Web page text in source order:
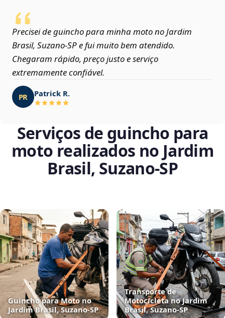
Precisei de guincho para minha moto no Jardim
Brasil, Suzano‑SP e fui muito bem atendido.
Chegaram rápido, preço justo e serviço
extremamente confiável.
PR Patrick R.
Serviços de guincho para
moto realizados no Jardim
Brasil, Suzano‑SP
Guincho para Moto no
Jardim Brasil, Suzano‑SP
Transporte de
Motocicleta no Jardim
Brasil, Suzano‑SP